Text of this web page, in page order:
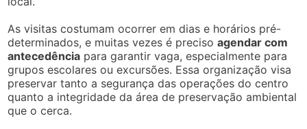
As visitas costumam ocorrer em dias e horários pré-
determinados, e muitas vezes é precisoagendar com
antecedência para garantir vaga, especialmente para
grupos escolares ou excursões. Essa organização visa
preservar tanto a segurança das operações do centro
quanto a integridade da área de preservação ambiental
que o cerca.